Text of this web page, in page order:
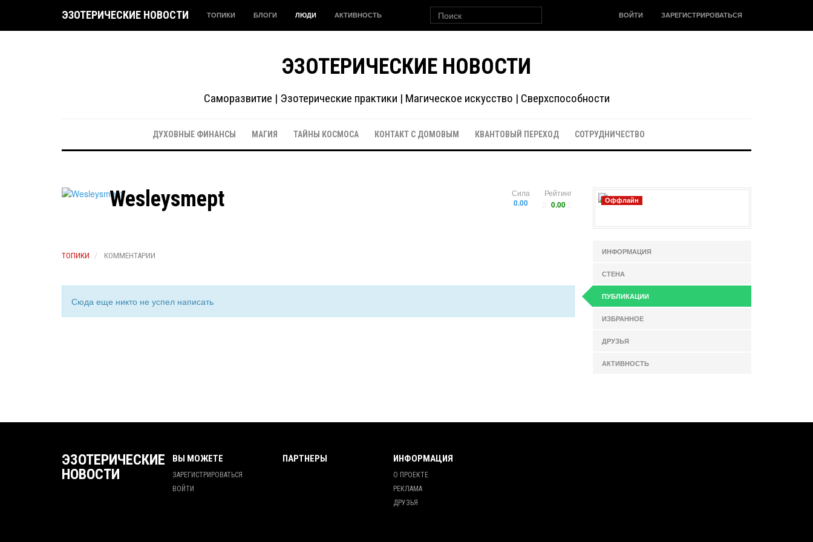
ЭЗОТЕРИЧЕСКИЕ НОВОСТИ ТОПИКИ БЛОГИ ЛЮДИ АКТИВНОСТЬ ВОЙТИ ЗАРЕГИСТРИРОВАТЬСЯ
ЭЗОТЕРИЧЕСКИЕ НОВОСТИ
Саморазвитие | Эзотерические практики | Магическое искусство | Сверхспособности
ДУХОВНЫЕ ФИНАНСЫ МАГИЯ ТАЙНЫ КОСМОСА КОНТАКТ С ДОМОВЫМ КВАНТОВЫЙ ПЕРЕХОД СОТРУДНИЧЕСТВО
Рейтинг
0.00
Сила
0.00
Wesleysmept
ТОПИКИ КОММЕНТАРИИ
Сюда еще никто не успел написать
Оффлайн
ИНФОРМАЦИЯ
СТЕНА
ПУБЛИКАЦИИ
ИЗБРАННОЕ
ДРУЗЬЯ
АКТИВНОСТЬ
ЭЗОТЕРИЧЕСКИЕ
НОВОСТИ
ВЫ МОЖЕТЕ
ЗАРЕГИСТРИРОВАТЬСЯ
ВОЙТИ
ПАРТНЕРЫ ИНФОРМАЦИЯ
О ПРОЕКТЕ
РЕКЛАМА
ДРУЗЬЯ